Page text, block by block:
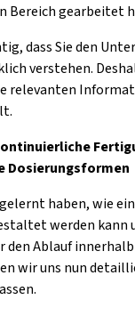
Bereich gearbeitet
dass Sie den
verstehen.
relevanten
Dosierungsformen
haben, wie
werden kann
Ablauf
wir uns nun